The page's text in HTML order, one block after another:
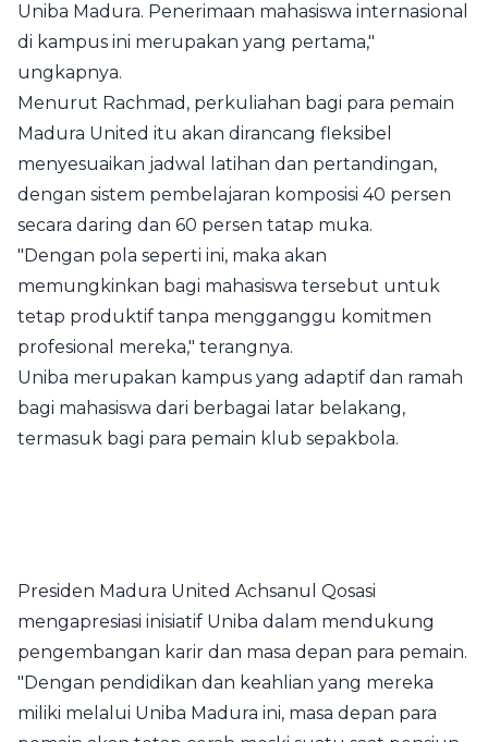
Uniba Madura. Penerimaan mahasiswa internasional
di kampus ini merupakan yang pertama,"
ungkapnya.
Menurut Rachmad, perkuliahan bagi para pemain
Madura United itu akan dirancang fleksibel
menyesuaikan jadwal latihan dan pertandingan,
dengan sistem pembelajaran komposisi 40 persen
secara daring dan 60 persen tatap muka.
"Dengan pola seperti ini, maka akan
memungkinkan bagi mahasiswa tersebut untuk
tetap produktif tanpa mengganggu komitmen
profesional mereka," terangnya.
Uniba merupakan kampus yang adaptif dan ramah
bagi mahasiswa dari berbagai latar belakang,
termasuk bagi para pemain klub sepakbola.
Presiden Madura United Achsanul Qosasi
mengapresiasi inisiatif Uniba dalam mendukung
pengembangan karir dan masa depan para pemain.
"Dengan pendidikan dan keahlian yang mereka
miliki melalui Uniba Madura ini, masa depan para